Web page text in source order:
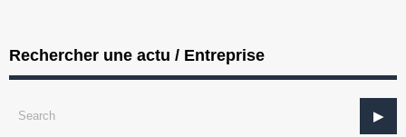
Rechercher une actu / Entreprise